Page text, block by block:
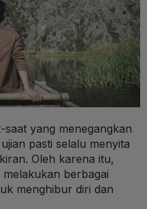
saat yang menegangkan
pasti selalu menyita
Oleh karena itu,
berbagai
menghibur diri dan